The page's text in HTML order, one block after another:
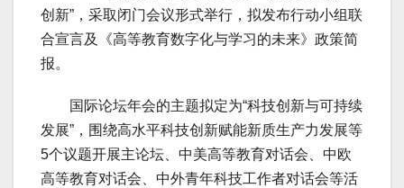
创新”，采取闭门会议形式举行，拟发布行动小组联
合宣言及《高等教育数字化与学习的未来》政策简
报。
国际论坛年会的主题拟定为“科技创新与可持续
发展”，围绕高水平科技创新赋能新质生产力发展等
5个议题开展主论坛、中美高等教育对话会、中欧
高等教育对话会、中外青年科技工作者对话会等活